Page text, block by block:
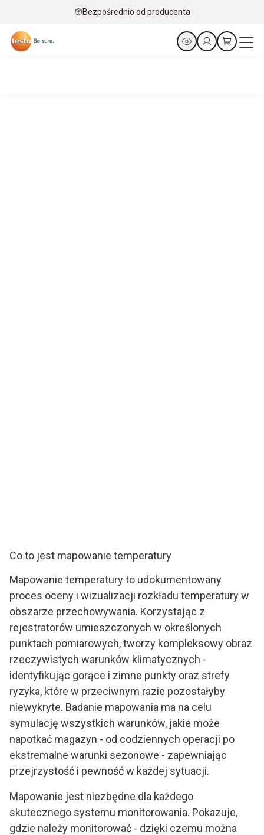
Bezpośrednio od producenta
Co to jest mapowanie temperatury
Mapowanie temperatury to udokumentowany
proces oceny i wizualizacji rozkładu temperatury w
obszarze przechowywania. Korzystając z
rejestratorów umieszczonych w określonych
punktach pomiarowych, tworzy kompleksowy obraz
rzeczywistych warunków klimatycznych -
identyfikując gorące i zimne punkty oraz strefy
ryzyka, które w przeciwnym razie pozostałyby
niewykryte. Badanie mapowania ma na celu
symulację wszystkich warunków, jakie może
napotkać magazyn - od codziennych operacji po
ekstremalne warunki sezonowe - zapewniając
przejrzystość i pewność w każdej sytuacji.
Mapowanie jest niezbędne dla każdego
skutecznego systemu monitorowania. Pokazuje,
gdzie należy monitorować - dzięki czemu można